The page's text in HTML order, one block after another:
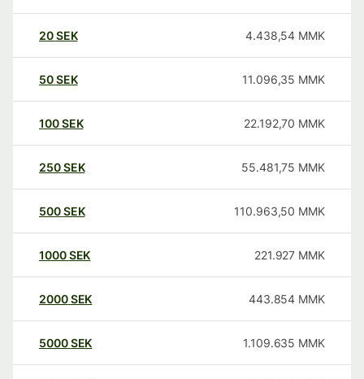
20SEK 4.438,54 MMK
50SEK 11.096,35 MMK
100SEK 22.192,70 MMK
250SEK 55.481,75 MMK
500SEK 110.963,50 MMK
1000SEK 221.927 MMK
2000SEK 443.854 MMK
5000SEK 1.109.635 MMK